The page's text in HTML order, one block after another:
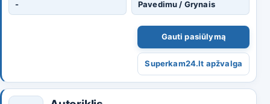
- Pavedimu / Grynais
Gauti pasiūlymą
Superkam24.lt apžvalga